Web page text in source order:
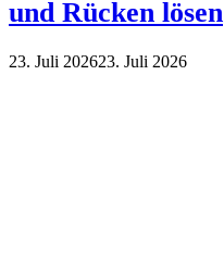
und Rücken lösen
23. Juli 202623. Juli 2026